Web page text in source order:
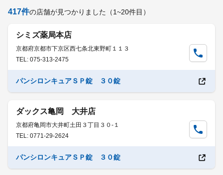
417件の店舗が見つかりました （1~20件目）
シミズ薬局本店
京都府京都市下京区西七条北東野町１１３
TEL: 075-313-2475
パンシロンキュアＳＰ錠 ３０錠
ダックス亀岡 大井店
京都府亀岡市大井町土田３丁目３０-１
TEL: 0771-29-2624
パンシロンキュアＳＰ錠 ３０錠